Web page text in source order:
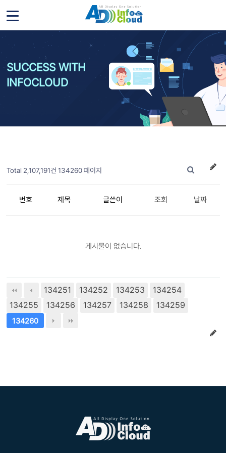
SUCCESS WITH
INFOCLOUD
Total 2,107,191건 134260 페이지
번호 제목 글쓴이 조회 날짜
게시물이 없습니다.
134251 134252 134253
134254
134255
134256 134257 134258 134259
134260